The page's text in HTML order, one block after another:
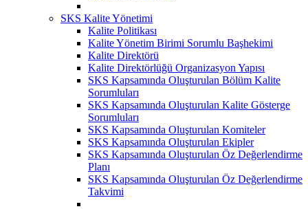
SKS Kalite Yönetimi
Kalite Politikası
Kalite Yönetim Birimi Sorumlu Başhekimi
Kalite Direktörü
Kalite Direktörlüğü Organizasyon Yapısı
SKS Kapsamında Oluşturulan Bölüm Kalite
Sorumluları
SKS Kapsamında Oluşturulan Kalite Gösterge
Sorumluları
SKS Kapsamında Oluşturulan Komiteler
SKS Kapsamında Oluşturulan Ekipler
SKS Kapsamında Oluşturulan Öz Değerlendirme
Planı
SKS Kapsamında Oluşturulan Öz Değerlendirme
Takvimi